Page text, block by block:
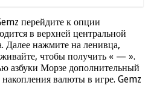
перейдите к опции
в верхней центральной
Далее нажмите на ленивца,
чтобы получить « — ».
азбуки Морзе дополнительный
валюты в игре. Gemz